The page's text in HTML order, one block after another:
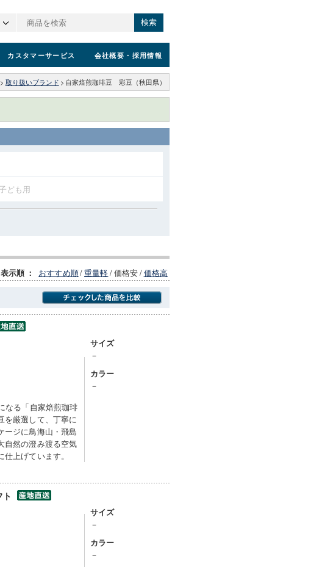
検索
カスタマーサービス 会社概要 ・採用情報
> 取り扱いブランド > 自家焙煎珈琲豆 彩豆（秋田県）
ども用
表示順 ： おすすめ順/重量軽/価格安/価格高
なる「自家焙煎珈琲
厳選して、丁寧に
ージに鳥海山・飛島
自然の澄み渡る空気
上げています。
サイズ
－
カラー
－
サイズ
－
カラー
－